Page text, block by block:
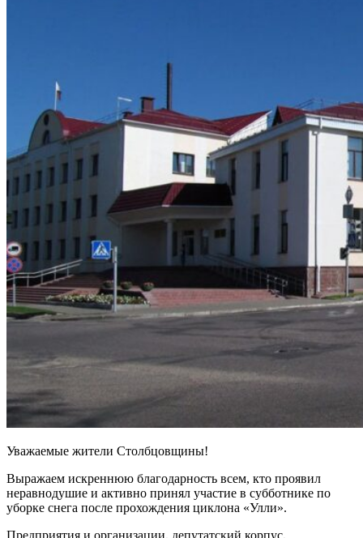
Уважаемые жители Столбцовщины!
Выражаем искреннюю благодарность всем, кто проявил
неравнодушие и активно принял участие в субботнике по
уборке снега после прохождения циклона «Улли».
Предприятия и организации, депутатский корпус,